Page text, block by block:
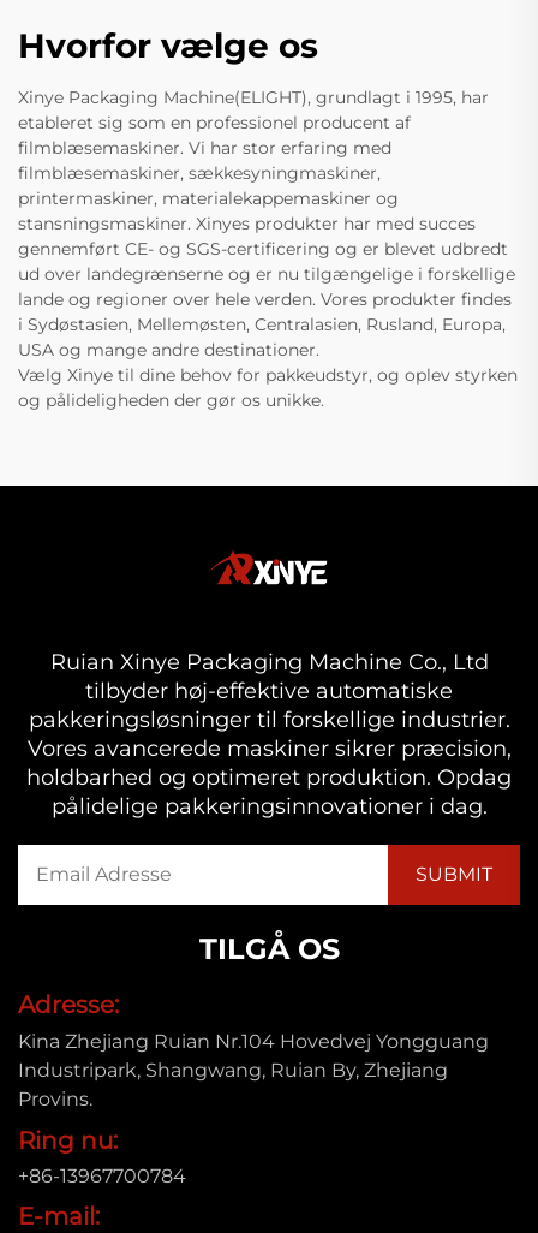
Hvorfor vælge os
Xinye Packaging Machine(ELIGHT), grundlagt i 1995, har
etableret sig som en professionel producent af
filmblæsemaskiner. Vi har stor erfaring med
filmblæsemaskiner, sækkesyningmaskiner,
printermaskiner, materialekappemaskiner og
stansningsmaskiner. Xinyes produkter har med succes
gennemført CE- og SGS-certificering og er blevet udbredt
ud over landegrænserne og er nu tilgængelige i forskellige
lande og regioner over hele verden. Vores produkter findes
i Sydøstasien, Mellemøsten, Centralasien, Rusland, Europa,
USA og mange andre destinationer.
Vælg Xinye til dine behov for pakkeudstyr, og oplev styrken
og pålideligheden der gør os unikke.
Ruian Xinye Packaging Machine Co., Ltd
tilbyder høj-effektive automatiske
pakkeringsløsninger til forskellige industrier.
Vores avancerede maskiner sikrer præcision,
holdbarhed og optimeret produktion. Opdag
pålidelige pakkeringsinnovationer i dag.
TILGÅ OS
Adresse:
Kina Zhejiang Ruian Nr.104 Hovedvej Yongguang
Industripark, Shangwang, Ruian By, Zhejiang
Provins.
Ring nu:
+86-13967700784
E-mail: